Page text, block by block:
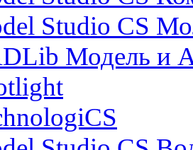
Studio CS
Модель и